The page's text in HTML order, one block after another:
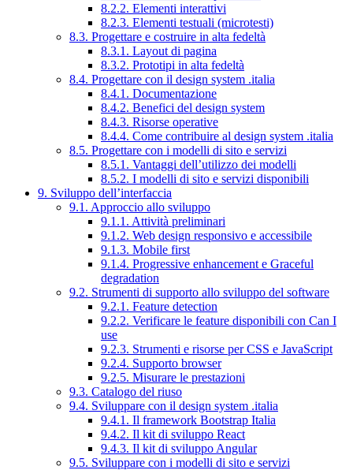
8.2.2. Elementi interattivi
8.2.3. Elementi testuali (microtesti)
8.3. Progettare e costruire in alta fedeltà
8.3.1. Layout di pagina
8.3.2. Prototipi in alta fedeltà
8.4. Progettare con il design system .italia
8.4.1. Documentazione
8.4.2. Benefici del design system
8.4.3. Risorse operative
8.4.4. Come contribuire al design system .italia
8.5. Progettare con i modelli di sito e servizi
8.5.1. Vantaggi dell’utilizzo dei modelli
8.5.2. I modelli di sito e servizi disponibili
9. Sviluppo dell’interfaccia
9.1. Approccio allo sviluppo
9.1.1. Attività preliminari
9.1.2. Web design responsivo e accessibile
9.1.3. Mobile first
9.1.4. Progressive enhancement e Graceful
degradation
9.2. Strumenti di supporto allo sviluppo del software
9.2.1. Feature detection
9.2.2. Verificare le feature disponibili con Can I
use
9.2.3. Strumenti e risorse per CSS e JavaScript
9.2.4. Supporto browser
9.2.5. Misurare le prestazioni
9.3. Catalogo del riuso
9.4. Sviluppare con il design system .italia
9.4.1. Il framework Bootstrap Italia
9.4.2. Il kit di sviluppo React
9.4.3. Il kit di sviluppo Angular
9.5. Sviluppare con i modelli di sito e servizi